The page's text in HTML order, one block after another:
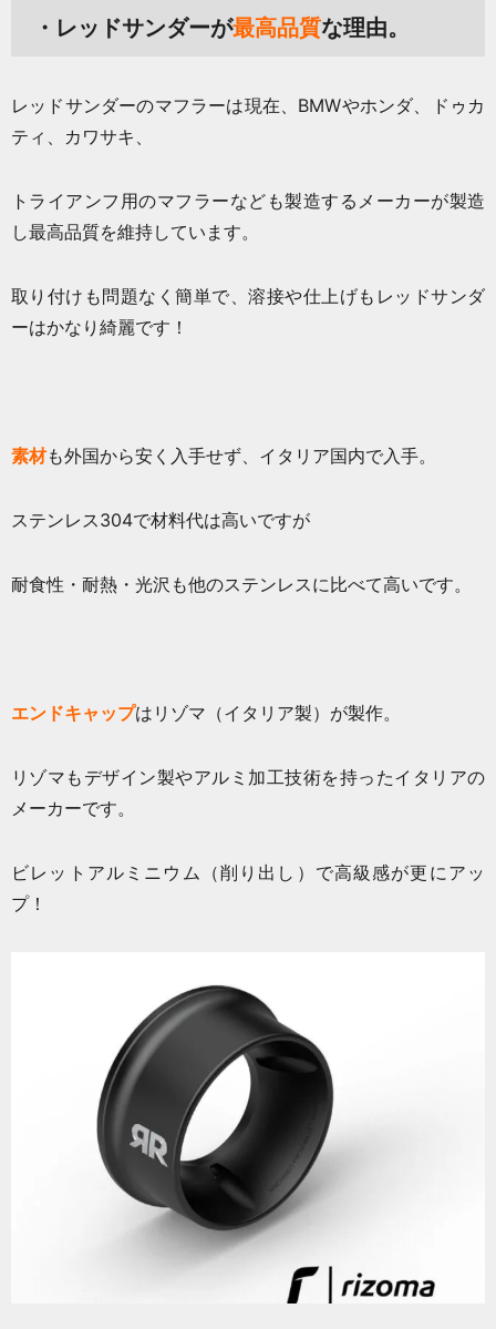
・レッドサンダーが最高品質な理由。
レッドサンダーのマフラーは現在、BMWやホンダ、ドゥカ
ティ、カワサキ、
トライアンフ用のマフラーなども製造するメーカーが製造
し最高品質を維持しています。
取り付けも問題なく簡単で、溶接や仕上げもレッドサンダ
ーはかなり綺麗です！
素材も外国から安く入手せず、イタリア国内で入手。
ステンレス304で材料代は高いですが
耐食性・耐熱・光沢も他のステンレスに比べて高いです。
エンドキャップはリゾマ（イタリア製）が製作。
リゾマもデザイン製やアルミ加工技術を持ったイタリアの
メーカーです。
ビレットアルミニウム（削り出し）で高級感が更にアッ
プ！